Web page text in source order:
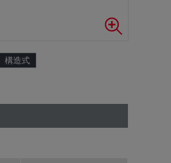
構造式